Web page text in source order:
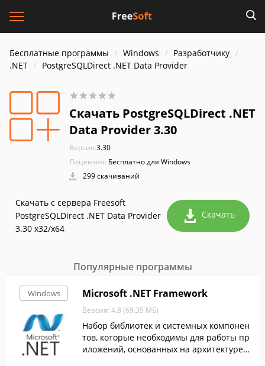
Бесплатные программы Windows
Разработчику
.NET
PostgreSQLDirect .NET Data Provider
Скачать PostgreSQLDirect .NET
Data Provider 3.30
Версия:3.30
Лицензия: Бесплатно для Windows
299 скачиваний
Скачать с сервера Freesoft
PostgreSQLDirect .NET Data Provider
3.30 x32/x64
Скачать
Популярные программы
Windows Microsoft .NET Framework
Версия: 4.8 (69.35 МБ)
Набор библиотек и системных компонен
тов, которые необходимы для работы пр
иложений, основанных на архитектуре .